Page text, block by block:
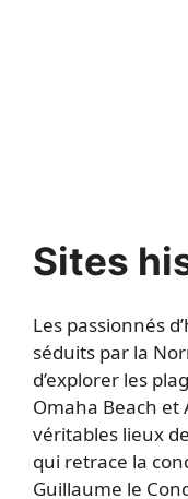
Sites
Les passionnés
séduits par la
d’explorer les
Omaha Beach et
véritables lieux
qui retrace la
Guillaume le